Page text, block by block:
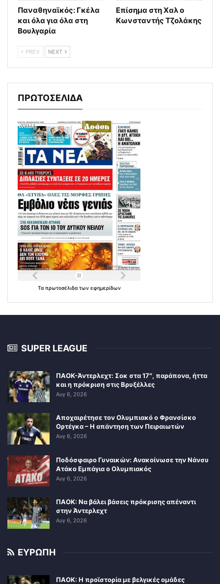
Παναθηναϊκός: Γκέλα
και όλα για όλα στη
Βουλγαρία
Επίσημα στη Χαλ ο
Κωνσταντής Τζολάκης
PREV NEXT
ΠΡΩΤΟΣΕΛΙΔΑ
Τα πρωτοσέλιδα των εφημερίδων
SUPER LEAGUE
ΠΑΟΚ-Άντερλεχτ: Σοκ στα 17″, παράπονα, ήττα
και η πρόκριση στις Βρυξέλλες
Αυγ 6, 2026
Αποχαιρέτησε τον Ολυμπιακό ο Φρανσίσκο
Ορτέγκα – Η απάντηση των Πειραιωτών
Αυγ 6, 2026
Ποδόσφαιρο Γυναικών: Ανακοίνωσε την Νάνσυ
Ατάκο Εμπάγια ο Ολυμπιακός
Αυγ 6, 2026
ΠΑΟΚ: Να βάλει βάσεις πρόκρισης απέναντι
στην Άντερλεχτ
Αυγ 6, 2026
ΕΥΡΩΠΗ
ΠΑΟΚ: Η προϊστορία με βελγικές ομάδες